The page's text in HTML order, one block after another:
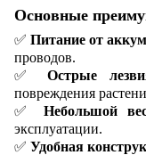
Основные
✅Питание от
проводов.
✅Острые
повреждения
✅ Небольшой
эксплуатации.
✅ Удобная